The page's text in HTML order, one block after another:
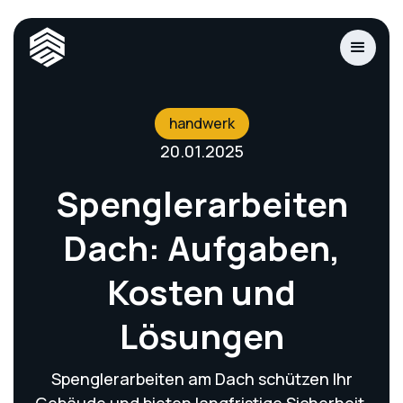
handwerk
20.01.2025
Spenglerarbeiten
Dach: Aufgaben,
Kosten und
Lösungen
Spenglerarbeiten am Dach schützen Ihr